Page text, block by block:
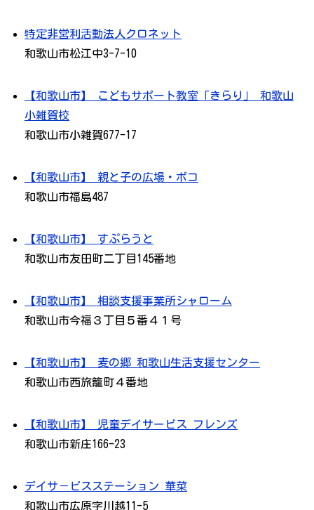
特定非営利活動法人クロネット
和歌山市松江中3-7-10
【和歌山市】 こどもサポート教室「きらり」 和歌山
小雑賀校
和歌山市小雑賀677-17
【和歌山市】 親と子の広場・ポコ
和歌山市福島487
【和歌山市】 すぷらうと
和歌山市友田町二丁目145番地
【和歌山市】 相談支援事業所シャローム
和歌山市今福３丁目５番４１号
【和歌山市】 麦の郷 和歌山生活支援センター
和歌山市西旅籠町４番地
【和歌山市】 児童デイサービス フレンズ
和歌山市新庄166-23
デイサ－ビスステーション 華菜
和歌山市広原字川越11-5